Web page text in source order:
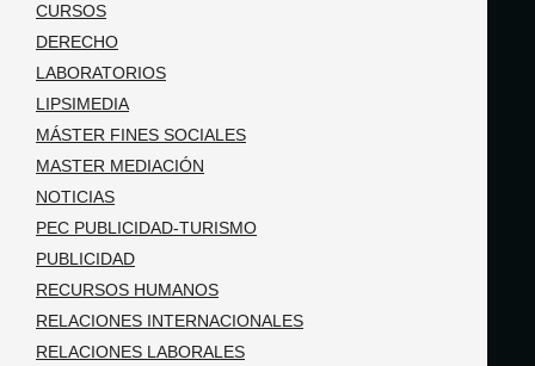
CURSOS
DERECHO
LABORATORIOS
LIPSIMEDIA
MÁSTER FINES SOCIALES
MASTER MEDIACIÓN
NOTICIAS
PEC PUBLICIDAD-TURISMO
PUBLICIDAD
RECURSOS HUMANOS
RELACIONES INTERNACIONALES
RELACIONES LABORALES